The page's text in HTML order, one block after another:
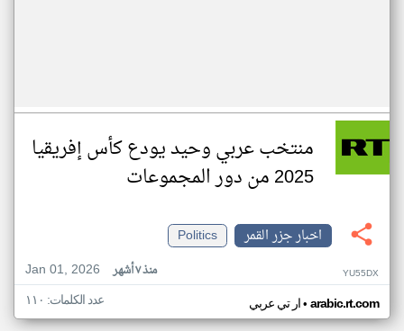
منتخب عربي وحيد يودع كأس إفريقيا
2025 من دور المجموعات
اخبار جزر القمر
Politics
Jan 01, 2026
منذ ٧ أشهر YU55DX
ار تي عربي• arabic.rt.com عدد الكلمات: ١١٠